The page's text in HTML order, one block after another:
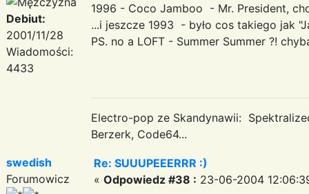
Debiut:
2001/11/28
Wiadomości:
4433
1996 - Coco Jamboo - Mr. President,
...i jeszcze 1993 - było cos takiego jak
PS. no a LOFT - Summer Summer ?!
Electro-pop ze Skandynawii:
Berzerk, Code64...
swedish
Forumowicz
Re: SUUUPEEERRR :)
« Odpowiedz #38 : 23-06-2004